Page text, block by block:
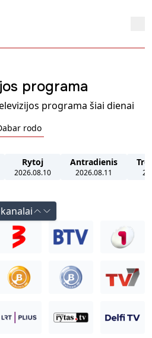
programa
programa šiai dienai
rodo
Rytoj
2026.08.10
Antradienis
2026.08.11